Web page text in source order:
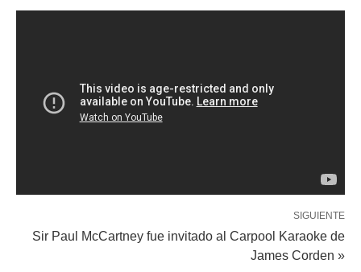
SIGUIENTE
Sir Paul McCartney fue invitado al Carpool Karaoke de
James Corden »